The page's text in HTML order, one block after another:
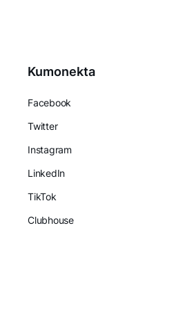
Kumonekta
Facebook
Twitter
Instagram
LinkedIn
TikTok
Clubhouse